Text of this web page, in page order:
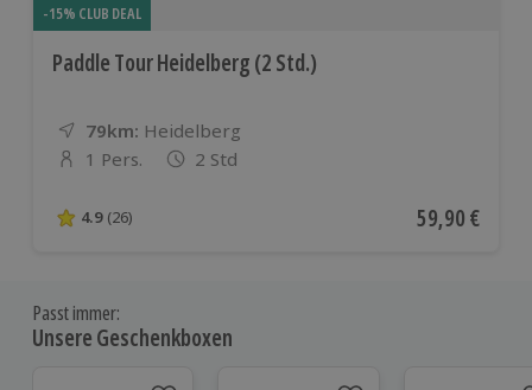
-15% CLUB DEAL
Paddle Tour Heidelberg (2 Std.)
79km: Entfernung
Standort
Heidelberg
Anzahl der Teilnehmer
1 Pers. 2 Std
4.9 von 5 Sternen basierend auf 26 Bewertungen
4.9 (26) Aktueller
59,90 €
Passt immer:
Unsere Geschenkboxen